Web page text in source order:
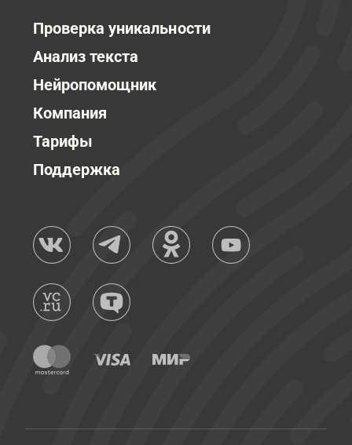
Проверка уникальности
Анализ текста
Нейропомощник
Компания
Тарифы
Поддержка